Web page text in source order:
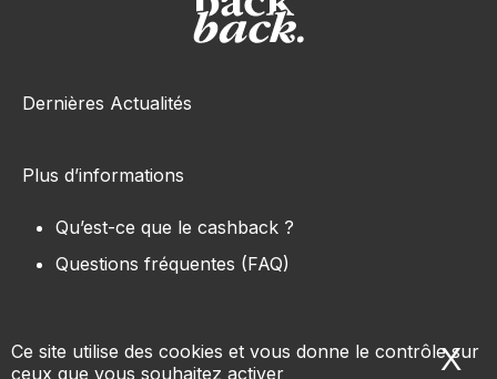
Ce site utilise des cookies et vous donne le contrôle sur
ceux que vous souhaitez activer
X
Dernières Actualités
Plus d’informations
Qu’est-ce que le cashback ?
Questions fréquentes (FAQ)